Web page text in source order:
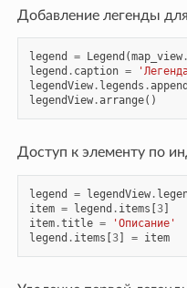
Добавление легенды
legend = Legend (map_view.
legend . caption =
legendView. legends .append
legendView.arrange()
Доступ к элементу по
legend = legendView.
item = legend . items [3]
item.title =
'Описание'
legend . items [3] = item